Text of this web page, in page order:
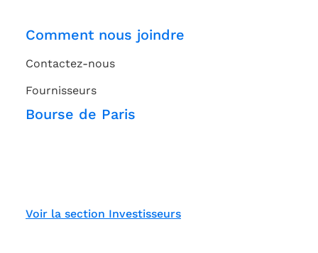
Comment nous joindre
Contactez-nous
Fournisseurs
Bourse de Paris
Voir la section Investisseurs